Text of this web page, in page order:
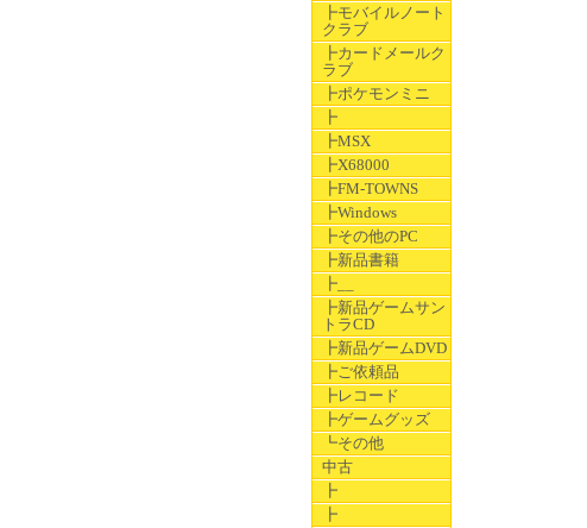
┣モバイルノート
クラブ
┣カードメールク
ラブ
┣ポケモンミニ
┣
┣MSX
┣X68000
┣FM-TOWNS
┣Windows
┣その他のPC
┣新品書籍
┣__
┣新品ゲームサン
トラCD
┣新品ゲームDVD
┣ご依頼品
┣レコード
┣ゲームグッズ
┗その他
中古
┣
┣